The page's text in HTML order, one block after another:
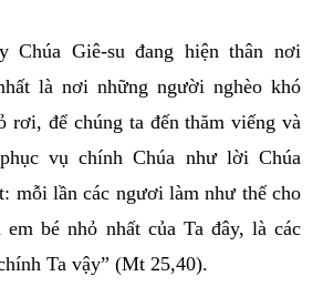
Chúa Giê-su đang hiện thân nơi
là nơi những người nghèo khó
rơi, để chúng ta đến thăm viếng và
vụ chính Chúa như lời Chúa
mỗi lần các ngươi làm như thế cho
em bé nhỏ nhất của Ta đây, là các
Ta vậy” (Mt 25,40).